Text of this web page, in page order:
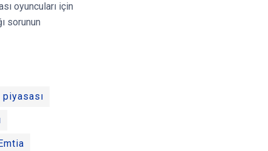
oyuncuları için
sorunun